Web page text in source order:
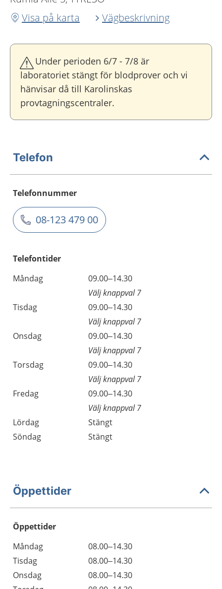
Visa på karta
Vägbeskrivning
Under perioden 6/7 - 7/8 är
laboratoriet stängt för blodprover och vi
hänvisar då till Karolinskas
provtagningscentraler.
Telefon
Telefonnummer
08-123 479 00
Telefontider
Måndag
09.00–14.30
Välj knappval 7
Tisdag
09.00–14.30
Välj knappval 7
Onsdag
09.00–14.30
Välj knappval 7
Torsdag
09.00–14.30
Välj knappval 7
Fredag
09.00–14.30
Välj knappval 7
Lördag
Stängt
Söndag
Stängt
Öppettider
Öppettider
Dag
Öppettider
Kommentarer
Måndag
08.00–14.30
Tisdag
08.00–14.30
Onsdag
08.00–14.30